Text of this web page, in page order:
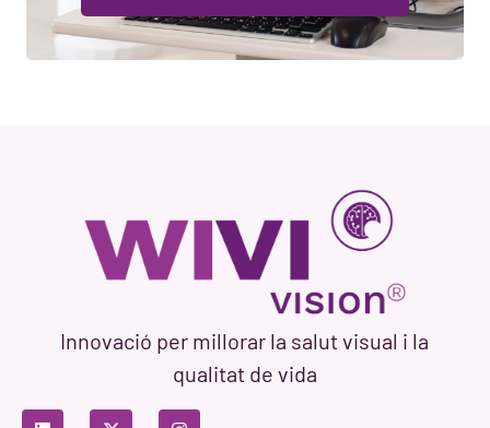
Innovació per millorar la salut visual i la
qualitat de vida